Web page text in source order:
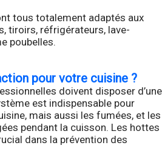
tous totalement adaptés aux
tiroirs, réfrigérateurs, lave-
poubelles.
pour votre cuisine ?
doivent disposer d’une
est indispensable pour
mais aussi les fumées, et les
pendant la cuisson. Les hottes
dans la prévention des